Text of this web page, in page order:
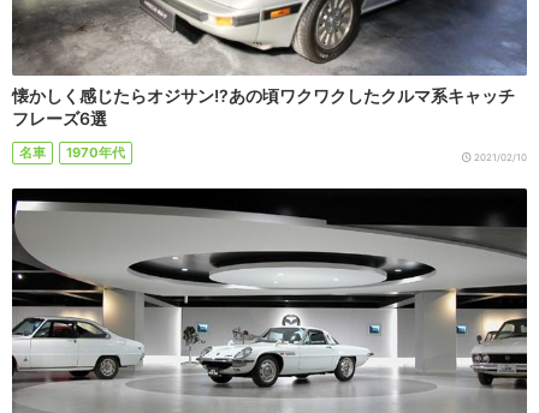
懐かしく感じたらオジサン!?あの頃ワクワクしたクルマ系キャッチ
フレーズ6選
名車 1970年代 2021/02/10